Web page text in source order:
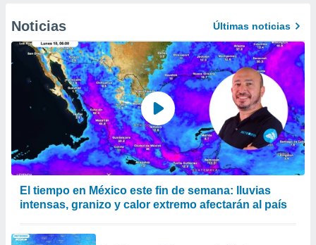
Noticias Últimas noticias
El tiempo en México este fin de semana: lluvias
intensas, granizo y calor extremo afectarán al país